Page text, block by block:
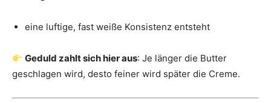
eine luftige, fast weiße Konsistenz entsteht
Geduld zahlt sich hier aus: Je länger die Butter
geschlagen wird, desto feiner wird später die Creme.